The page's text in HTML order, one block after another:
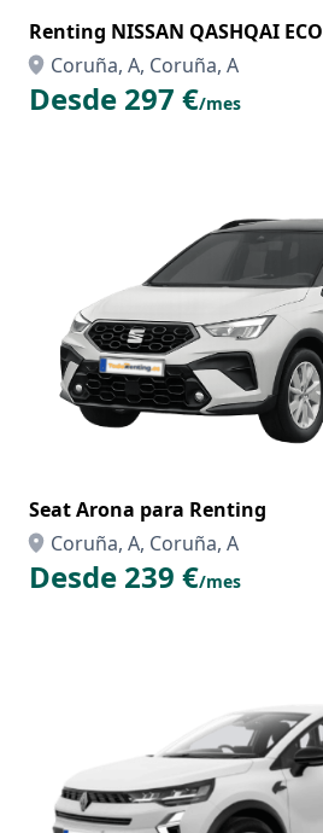
Renting NISSAN QASHQAI ECO
Coruña, A, Coruña, A
Desde 297 €/mes
Seat Arona para Renting
Coruña, A, Coruña, A
Desde 239 €/mes